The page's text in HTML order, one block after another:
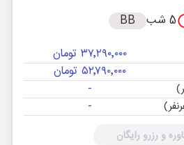
5 شب BB
۳۷٬۲۹۰٬۰۰۰ تومان
۵۲٬۷۹۰٬۰۰۰ تومان
-
-
و رزرو رایگان